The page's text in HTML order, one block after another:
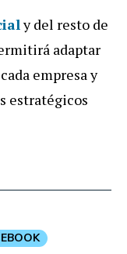
y del resto de
adaptar
empresa y
estratégicos